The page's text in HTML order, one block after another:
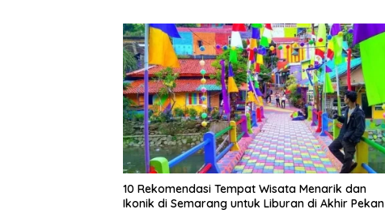
10 Rekomendasi Tempat Wisata Menarik dan
Ikonik di Semarang untuk Liburan di Akhir Pekan